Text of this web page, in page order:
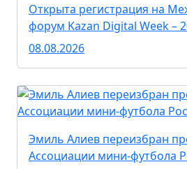
Открыта регистрация на
форум Kazan Digital Week –
08.08.2026
Эмиль Алиев переизбран
Ассоциации мини-футбола